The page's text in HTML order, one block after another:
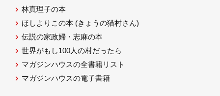
林真理子の本
ほしよりこの本 (きょうの猫村さん)
伝説の家政婦・志麻の本
世界がもし100人の村だったら
マガジンハウスの全書籍リスト
マガジンハウスの電子書籍